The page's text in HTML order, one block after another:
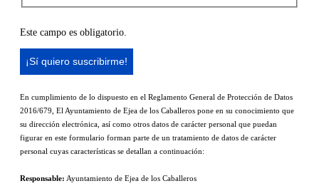
Este campo es obligatorio.
En cumplimiento de lo dispuesto en el Reglamento General de Protección de Datos
2016/679, El Ayuntamiento de Ejea de los Caballeros pone en su conocimiento que
su dirección electrónica, así como otros datos de carácter personal que puedan
figurar en este formulario forman parte de un tratamiento de datos de carácter
personal cuyas características se detallan a continuación:
Responsable: Ayuntamiento de Ejea de los Caballeros